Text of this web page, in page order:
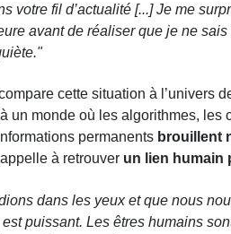
votre fil d’actualité [...]Je me
avant de réaliser que je ne sais
cette situation à l’univers
un monde où les algorithmes, les
permanents brouillent
à retrouver un lien humain
dans les yeux et que nous
est puissant. Les êtres humains